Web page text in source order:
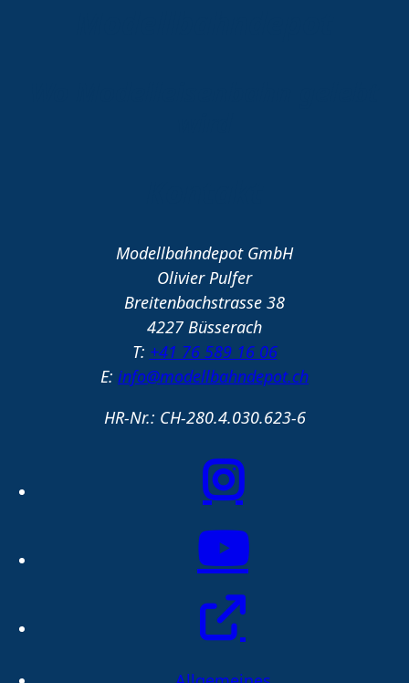
Modellbahndepot GmbH
Olivier Pulfer
Breitenbachstrasse 38
4227 Büsserach
T: +41 76 589 16 06
E: info@modellbahndepot.ch
HR-Nr.: CH-280.4.030.623-6